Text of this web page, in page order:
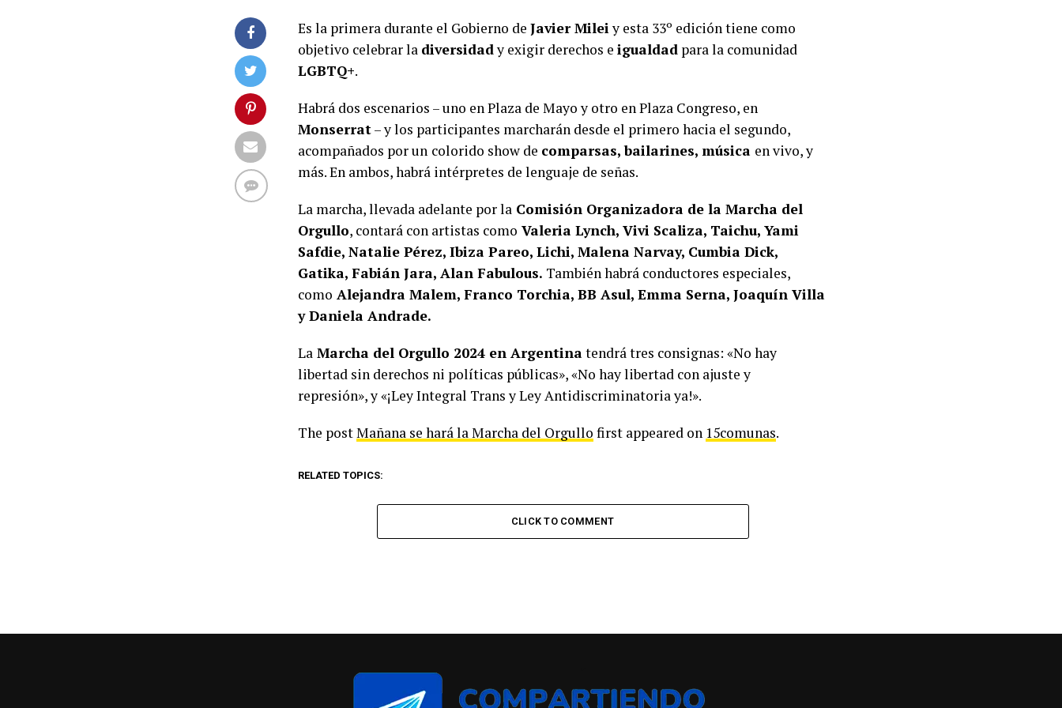
Es la primera durante el Gobierno de Javier Mileiy esta 33º edición tiene como
objetivo celebrar la diversidady exigir derechos e igualdad para la comunidad
LGBTQ+.
Habrá dos escenarios – uno en Plaza de Mayo y otro en Plaza Congreso, en
Monserrat– y los participantes marcharán desde el primero hacia el segundo,
acompañados por un colorido show de comparsas, bailarines, música en vivo, y
más. En ambos, habrá intérpretes de lenguaje de señas.
La marcha, llevada adelante por la Comisión Organizadora de la Marcha del
Orgullo, contará con artistas como Valeria Lynch, Vivi Scaliza, Taichu, Yami
Safdie, Natalie Pérez, Ibiza Pareo, Lichi, Malena Narvay, Cumbia Dick,
Gatika, Fabián Jara, Alan Fabulous. También habrá conductores especiales,
como Alejandra Malem, Franco Torchia, BB Asul, Emma Serna, Joaquín Villa
y Daniela Andrade.
La Marcha del Orgullo 2024 en Argentinatendrá tres consignas: «No hay
libertad sin derechos ni políticas públicas», «No hay libertad con ajuste y
represión», y «¡Ley Integral Trans y Ley Antidiscriminatoria ya!».
The postMañana se hará la Marcha del Orgullo first appeared on 15comunas.
RELATED TOPICS:
CLICK TO COMMENT